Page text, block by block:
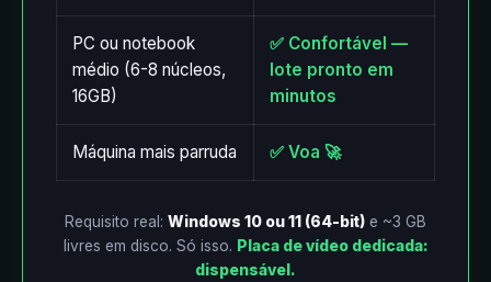
PC ou notebook
médio (6-8 núcleos,
16GB)
✅ Confortável —
lote pronto em
minutos
Máquina mais parruda ✅ Voa 🚀
Requisito real: Windows 10 ou 11 (64-bit) e ~3 GB
livres em disco. Só isso. Placa de vídeo dedicada:
dispensável.